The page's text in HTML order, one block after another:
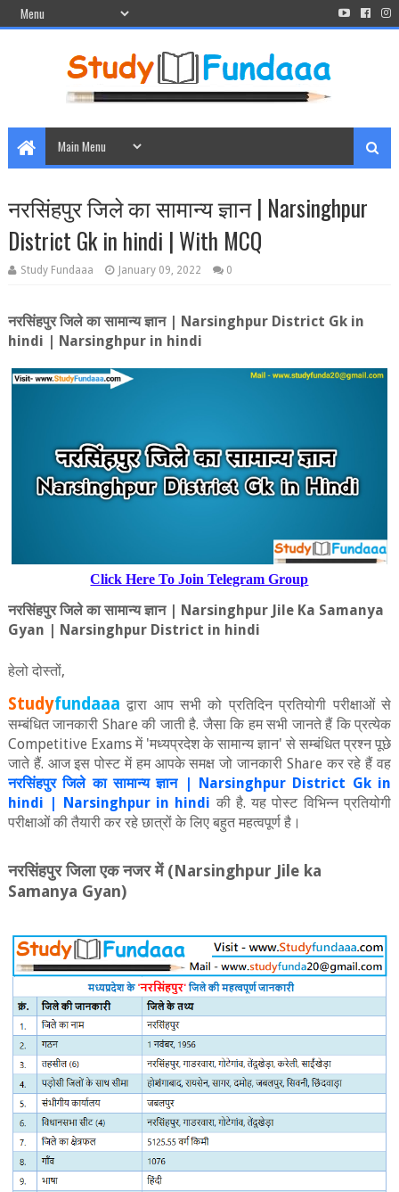
नरसिंहपुर जिले का सामान्‍य ज्ञान | Narsinghpur
District Gk in hindi | With MCQ
Study Fundaaa January 09, 2022 0
नरसिंहपुर जिले का सामान्‍य ज्ञान | Narsinghpur District Gk in
hindi | Narsinghpur in hindi
Click Here To Join Telegram Group
नरसिंहपुर जिले का सामान्‍य ज्ञान | Narsinghpur Jile Ka Samanya
Gyan | Narsinghpur District in hindi
हेलो दोस्‍तों,
Studyfundaaa द्वारा आप सभी को प्रतिदिन प्रतियोगी परीक्षाओं से
सम्बंधित जानकारी Shareकी जाती है. जैसा कि हम सभी जानते हैं कि प्रत्‍येक
Competitive Exams में 'मध्‍यप्रदेश के सामान्‍य ज्ञान'से सम्बंधित प्रश्न पूछे
जाते हैं. आज इस पोस्ट में हम आपके समक्ष जो जानकारी Share कर रहे हैं वह
नरसिंहपुर जिले का सामान्‍य ज्ञान | Narsinghpur District Gk in
hindi | Narsinghpur in hindi की है. यह पोस्ट विभिन्न प्रतियोगी
परीक्षाओं की तैयारी कर रहे छात्रों के लिए बहुत महत्वपूर्ण है।
नरसिंहपुर जिला एक नजर में(Narsinghpur Jile ka
Samanya Gyan)